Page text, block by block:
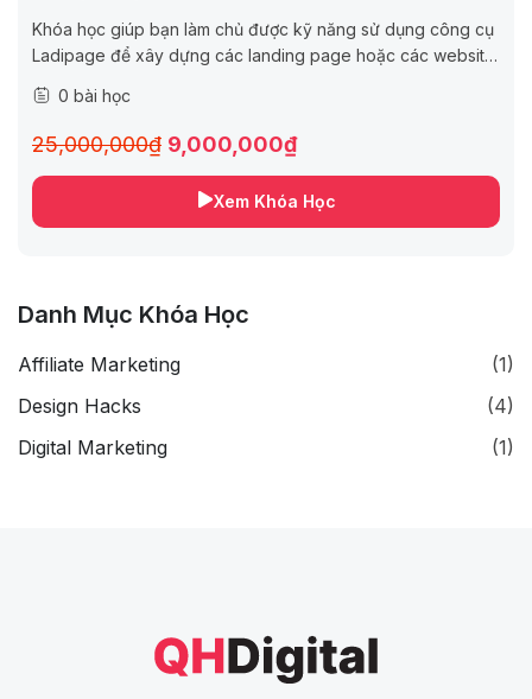
Khóa học giúp bạn làm chủ được kỹ năng sử dụng công cụ
Ladipage để xây dựng các landing page hoặc các website
0 bài học
25,000,000₫ 9,000,000₫
Xem Khóa Học
Danh Mục Khóa Học
Affiliate Marketing
(1)
Design Hacks
(4)
Digital Marketing
(1)